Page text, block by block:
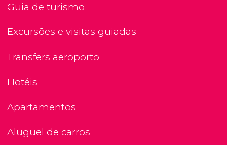
Guia de turismo
Excursões e visitas guiadas
Transfers aeroporto
Hotéis
Apartamentos
Aluguel de carros